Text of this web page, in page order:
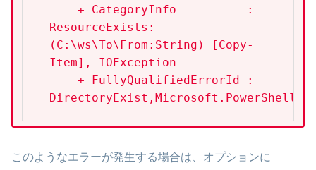
ResourceExists:
(C:\ws\To\From:String) [Copy-
Item], IOException
このようなエラーが発生する場合は、オプションに